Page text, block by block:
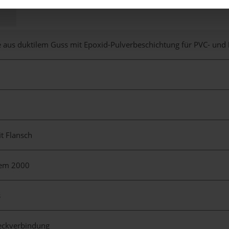
aus duktilem Guss mit Epoxid-Pulverbeschichtung für PVC- und
Flansch
2000